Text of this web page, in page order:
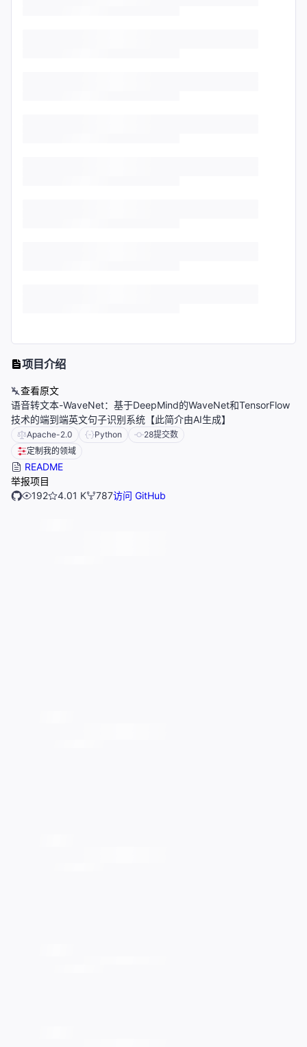
项目介绍
查看原文
语音转文本-WaveNet：基于DeepMind的WaveNet和TensorFlow
技术的端到端英文句子识别系统【此简介由AI生成】
Apache-2.0 Python 28提交数
定制我的领域
README
举报项目
192
4.01 K 787访问 GitHub